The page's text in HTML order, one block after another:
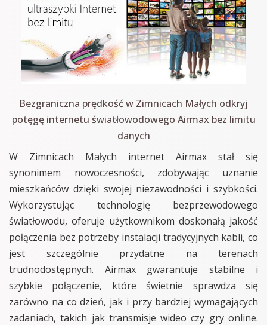
Bezgraniczna prędkość w Zimnicach Małych odkryj
potęgę internetu światłowodowego Airmax bez limitu
danych
W Zimnicach Małych internet Airmax stał się
synonimem nowoczesności, zdobywając uznanie
mieszkańców dzięki swojej niezawodności i szybkości.
Wykorzystując technologię bezprzewodowego
światłowodu, oferuje użytkownikom doskonałą jakość
połączenia bez potrzeby instalacji tradycyjnych kabli, co
jest szczególnie przydatne na terenach
trudnodostępnych. Airmax gwarantuje stabilne i
szybkie połączenie, które świetnie sprawdza się
zarówno na co dzień, jak i przy bardziej wymagających
zadaniach, takich jak transmisje wideo czy gry online.